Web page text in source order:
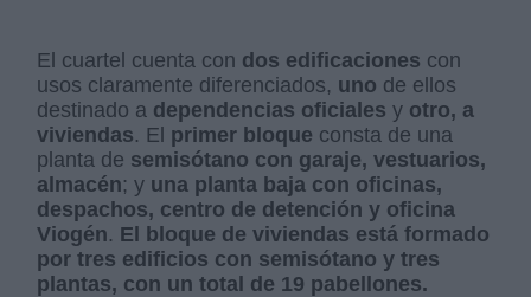
El cuartel cuenta con dos edificaciones con
usos claramente diferenciados, uno de ellos
destinado a dependencias oficiales y otro, a
viviendas. El primer bloque consta de una
planta de semisótano con garaje, vestuarios,
almacén; y una planta baja con oficinas,
despachos, centro de detención y oficina
Viogén. El bloque de viviendas está formado
por tres edificios con semisótano y tres
plantas, con un total de 19 pabellones.